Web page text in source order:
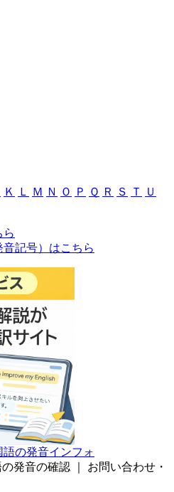
Ｋ Ｌ Ｍ Ｎ Ｏ Ｐ Ｑ Ｒ Ｓ Ｔ
Ｕ
ら
記号）はこちら
語の発音インフォ
発音の確認
お問い合わせ・